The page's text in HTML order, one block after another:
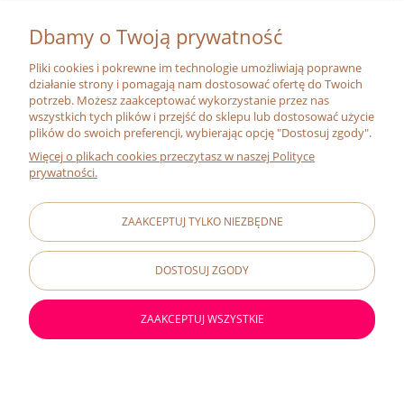
MOJE KONTO
O FIRMIE
O NAS
MISJA
RELACJE INWESTORSKIE
#ZMIENIAJZBIOGO
FRANCHISING
Dbamy o Twoją prywatność
Pliki cookies i pokrewne im technologie umożliwiają poprawne
działanie strony i pomagają nam dostosować ofertę do Twoich
potrzeb. Możesz zaakceptować wykorzystanie przez nas
wszystkich tych plików i przejść do sklepu lub dostosować użycie
plików do swoich preferencji, wybierając opcję "Dostosuj zgody".
Więcej o plikach cookies przeczytasz w naszej Polityce
prywatności.
ZAAKCEPTUJ TYLKO NIEZBĘDNE
DOSTOSUJ ZGODY
ZAAKCEPTUJ WSZYSTKIE